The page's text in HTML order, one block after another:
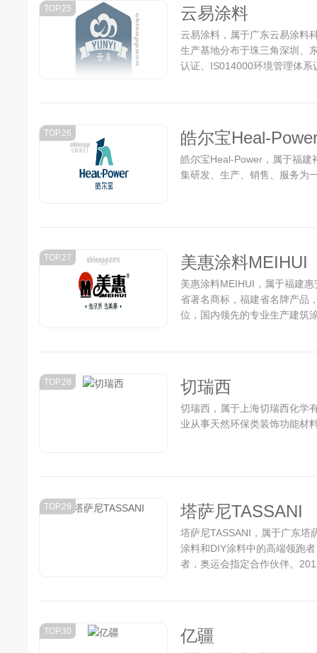
TOP.25 云易涂料
云易涂料，属于广东云易涂料
生产基地分布于珠三角深圳、
认证、IS014000环境管理体
品质量的前提下，在简化施工
TOP.26 皓尔宝Heal-
皓尔宝Heal-Power，属于福建
集研发、生产、销售、服务为
TOP.27 美惠涂料MEIHUI
美惠涂料MEIHUI，属于福建
省著名商标，福建省名牌产品
位，国内领先的专业生产建筑
TOP.28 切瑞西
切瑞西，属于上海切瑞西化学
业从事天然环保类装饰功能材
TOP.29 塔萨尼TASSANI
塔萨尼TASSANI，属于广东塔
涂料和DIY涂料中的高端领跑
者，奥运会指定合作伙伴。
TOP.30 亿疆